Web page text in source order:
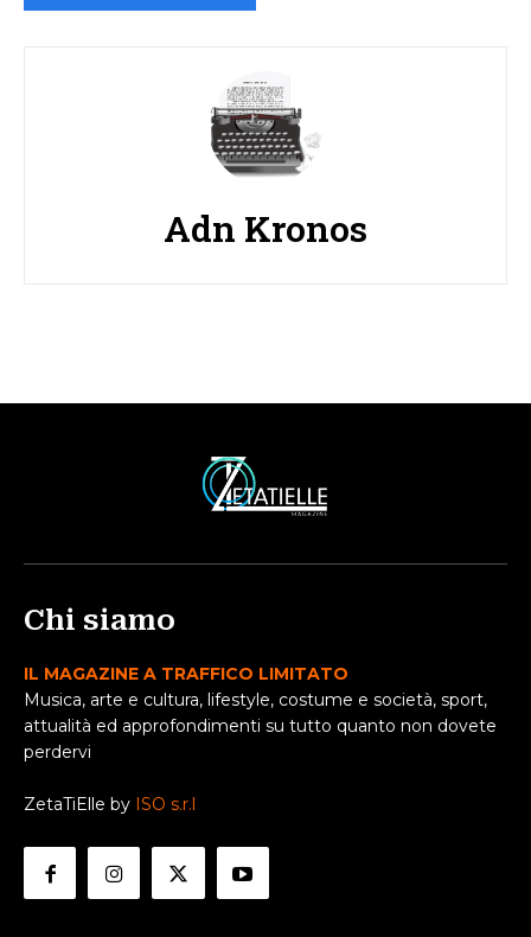
Adn Kronos
Chi siamo
IL MAGAZINE A TRAFFICO LIMITATO
Musica, arte e cultura, lifestyle, costume e società, sport,
attualità ed approfondimenti su tutto quanto non dovete
perdervi
ZetaTiElle by ISO s.r.l